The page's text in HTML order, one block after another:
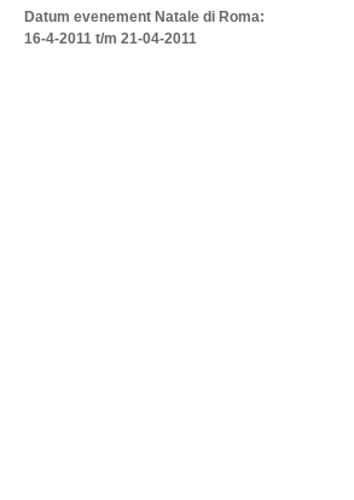
Datum evenement Natale di Roma:
16-4-2011 t/m 21-04-2011